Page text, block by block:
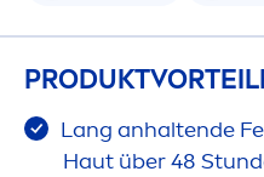
Lang anhaltende
Haut über 48